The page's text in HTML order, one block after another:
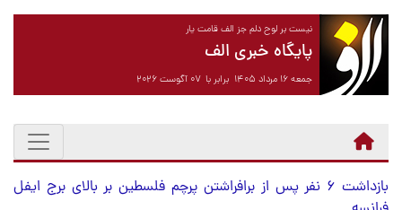
نیست بر لوح دلم جز الف قامت یار
پایگاه خبری الف
جمعه ۱۶ مرداد ۱۴۰۵ برابر با ۰۷ آگوست ۲۰۲۶
بازداشت ۶ نفر پس از برافراشتن پرچم فلسطین بر بالای برج ایفل